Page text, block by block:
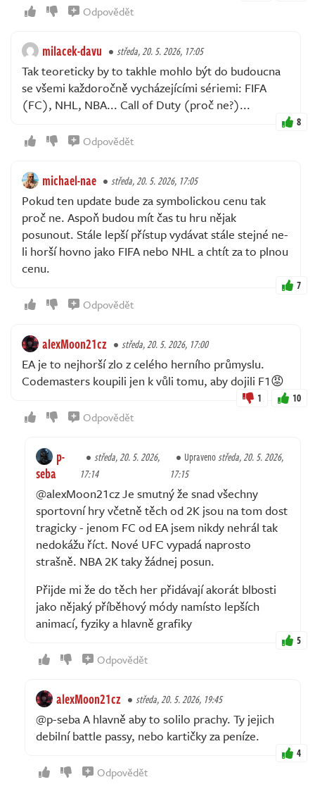
Odpovědět
milacek-davu středa, 20. 5. 2026, 17:05
Tak teoreticky by to takhle mohlo být do budoucna
se všemi každoročně vycházejícími sériemi: FIFA
(FC), NHL, NBA... Call of Duty (proč ne?)...
8
Odpovědět
michael-nae středa, 20. 5. 2026, 17:05
Pokud ten update bude za symbolickou cenu tak
proč ne. Aspoň budou mít čas tu hru nějak
posunout. Stále lepší přístup vydávat stále stejné ne-
li horší hovno jako FIFA nebo NHL a chtít za to plnou
cenu.
7
Odpovědět
alexMoon21cz středa, 20. 5. 2026, 17:00
EA je to nejhorší zlo z celého herního průmyslu.
Codemasters koupili jen k vůli tomu, aby dojili F1😡
1 10
Odpovědět
p-
seba
středa, 20. 5. 2026,
17:14
Upravenostředa, 20. 5. 2026,
17:15
@alexMoon21cz Je smutný že snad všechny
sportovní hry včetně těch od 2K jsou na tom dost
tragicky - jenom FC od EA jsem nikdy nehrál tak
nedokážu říct. Nové UFC vypadá naprosto
strašně. NBA 2K taky žádnej posun.
Přijde mi že do těch her přidávají akorát blbosti
jako nějaký příběhový módy namísto lepších
animací, fyziky a hlavně grafiky
5
Odpovědět
alexMoon21cz středa, 20. 5. 2026, 19:45
@p-seba A hlavně aby to solilo prachy. Ty jejich
debilní battle passy, nebo kartičky za peníze.
4
Odpovědět